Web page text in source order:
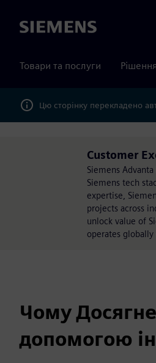
Siemens
Товари та послуги Рішення
Цю сторінку перекладено
Customer
Siemens
Siemens tech
expertise,
projects across
unlock value of
operates
Чому
допомогою